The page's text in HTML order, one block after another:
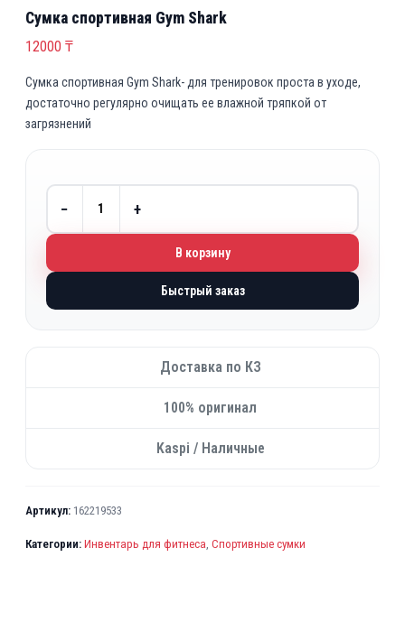
Сумка спортивная Gym Shark
12000 ₸
Сумка спортивная Gym Shark- для тренировок проста в уходе,
достаточно регулярно очищать ее влажной тряпкой от
загрязнений
− +
В корзину
Быстрый заказ
Доставка по КЗ
100% оригинал
Kaspi / Наличные
Артикул: 162219533
Категории: Инвентарь для фитнеса, Спортивные сумки